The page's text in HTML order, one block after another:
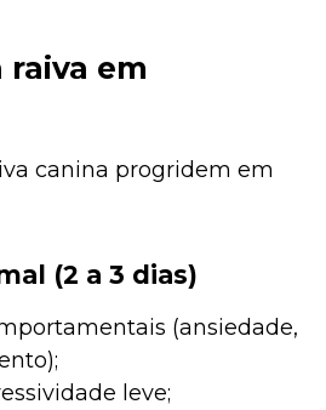
em
canina progridem em
(2 a 3 dias)
(ansiedade,
leve;